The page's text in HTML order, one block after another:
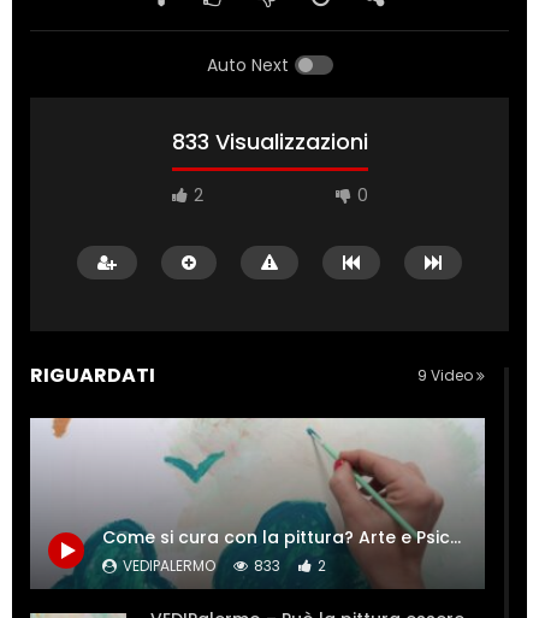
Auto Next
833 Visualizzazioni
2 0
RIGUARDATI 9 Video
Come si cura con la pittura? Arte e Psiche si incontrano.
VEDIPALERMO 833 2